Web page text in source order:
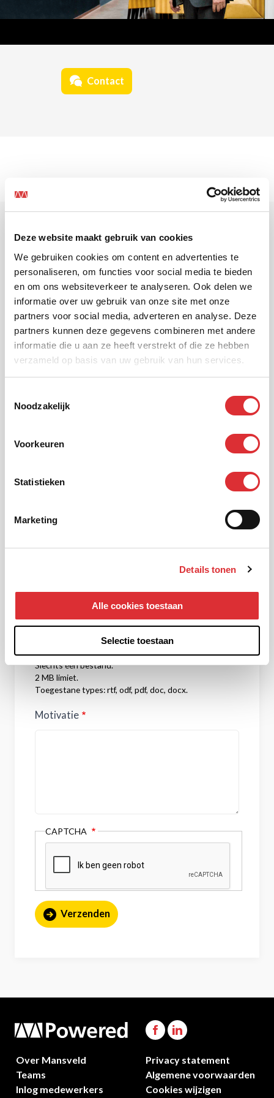
Deze website maakt gebruik van cookies
We gebruiken cookies om content en advertenties te
personaliseren, om functies voor social media te bieden
en om ons websiteverkeer te analyseren. Ook delen we
informatie over uw gebruik van onze site met onze
partners voor social media, adverteren en analyse. Deze
partners kunnen deze gegevens combineren met andere
informatie die u aan ze heeft verstrekt of die ze hebben
verzameld op basis van uw gebruik van hun services.
Noodzakelijk
Voorkeuren
Statistieken
Marketing
Details tonen
Alle cookies toestaan
Selectie toestaan
Contact
Overtuigd? Solliciteer
dan direct!
Achternaam
CV
Slechts één bestand.
2 MB limiet.
Toegestane types: rtf, odf, pdf, doc, docx.
Motivatie
CAPTCHA
Over Mansveld
Teams
Inlog medewerkers
Privacy statement
Algemene voorwaarden
Cookies wijzigen